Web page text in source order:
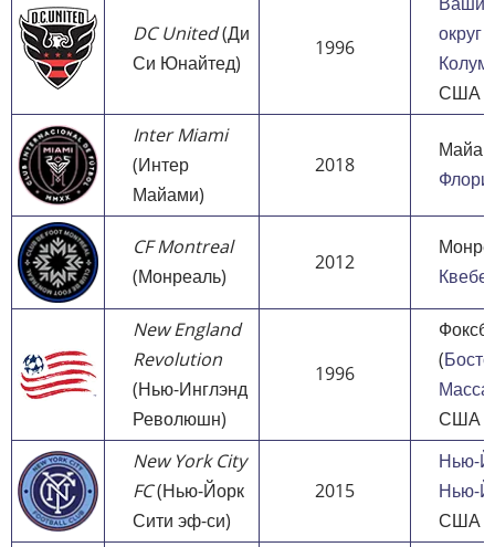
DC United(Ди
Си Юнайтед)
1996
округ
США
Inter Miami
(Интер
Майами)
2018
CF Montreal
(Монреаль)
2012
Квебек
New England
Revolution
(Нью-Инглэнд
Революшн)
1996
(
США
New York City
FC(Нью-Йорк
Сити эф-си)
2015
Нью-
Нью-
США